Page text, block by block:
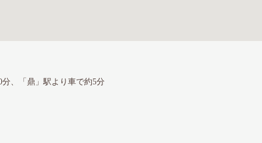
、「鼎」駅より車で約5分